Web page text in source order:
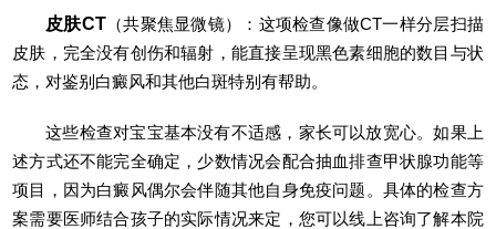
皮肤CT（共聚焦显微镜）：这项检查像做CT一样分层扫描
皮肤，完全没有创伤和辐射，能直接呈现黑色素细胞的数目与状
态，对鉴别白癜风和其他白斑特别有帮助。
这些检查对宝宝基本没有不适感，家长可以放宽心。如果上
述方式还不能完全确定，少数情况会配合抽血排查甲状腺功能等
项目，因为白癜风偶尔会伴随其他自身免疫问题。具体的检查方
案需要医师结合孩子的实际情况来定，您可以线上咨询了解本院